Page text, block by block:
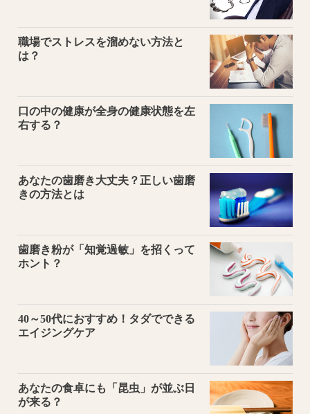
職場でストレスを溜めない方法と
は？
口の中の健康が全身の健康状態を左
右する？
あなたの歯磨き大丈夫？正しい歯磨
きの方法とは
歯磨き粉が「知覚過敏」を招くって
ホント？
40～50代におすすめ！タダでできる
エイジングケア
あなたの食卓にも「昆虫」が並ぶ日
が来る？